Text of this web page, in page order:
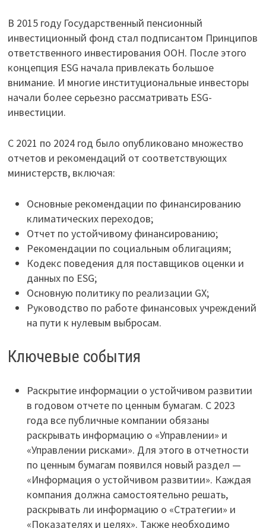
В 2015 году Государственный пенсионный
инвестиционный фонд стал подписантом Принципов
ответственного инвестирования ООН. После этого
концепция ESG начала привлекать большое
внимание. И многие институциональные инвесторы
начали более серьезно рассматривать ESG-
инвестиции.
С 2021 по 2024 год было опубликовано множество
отчетов и рекомендаций от соответствующих
министерств, включая:
Основные рекомендации по финансированию
климатических переходов;
Отчет по устойчивому финансированию;
Рекомендации по социальным облигациям;
Кодекс поведения для поставщиков оценки и
данных по ESG;
Основную политику по реализации GX;
Руководство по работе финансовых учреждений
на пути к нулевым выбросам.
Ключевые события
Раскрытие информации о устойчивом развитии
в годовом отчете по ценным бумагам. С 2023
года все публичные компании обязаны
раскрывать информацию о «Управлении» и
«Управлении рисками». Для этого в отчетности
по ценным бумагам появился новый раздел —
«Информация о устойчивом развитии». Каждая
компания должна самостоятельно решать,
раскрывать ли информацию о «Стратегии» и
«Показателях и целях». Также необходимо